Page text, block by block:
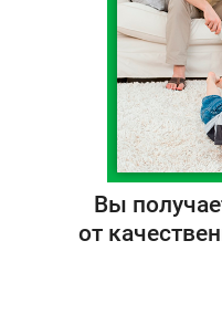
Вы
от